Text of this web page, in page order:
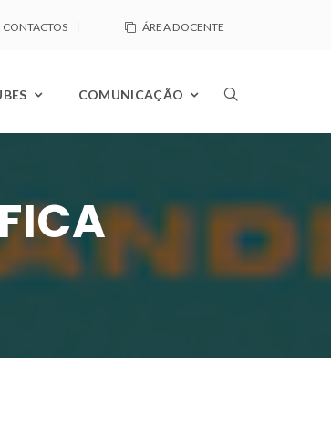
CONTACTOS ÁREA DOCENTE
COMUNICAÇÃO